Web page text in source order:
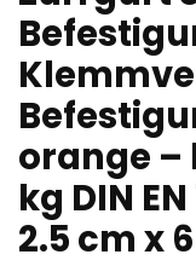
orange –
kg DIN
2.5 cm x